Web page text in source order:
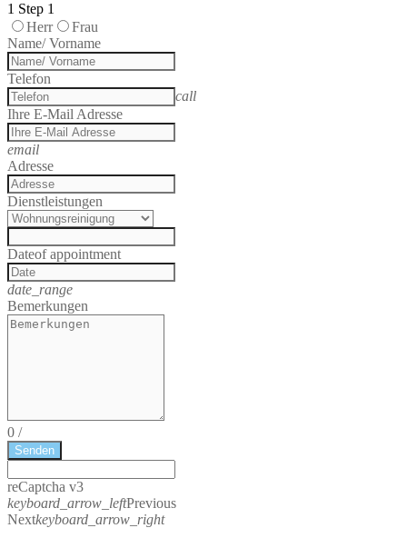
1 Step 1
Herr
Frau
Name/ Vorname
Telefon
call
Ihre E-Mail Adresse
email
Adresse
Dienstleistungen
Dateof appointment
date_range
Bemerkungen
0 /
Senden
reCaptcha v3
keyboard_arrow_leftPrevious
Nextkeyboard_arrow_right